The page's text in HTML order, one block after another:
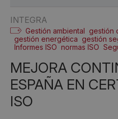
INTEGRA
Gestión ambiental gestión
gestión energética gestión
Informes ISO normas ISO
MEJORA CONTINUA DE
ESPAÑA EN
ISO